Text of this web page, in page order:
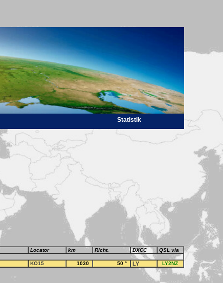
Statistik
Locator km Richt. DXCC QSL via
KO15 1030 50 ° LY LY2NZ